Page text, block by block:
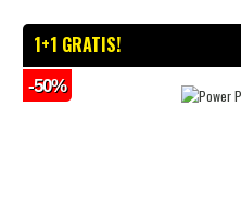
1+1 GRATIS!
-50%